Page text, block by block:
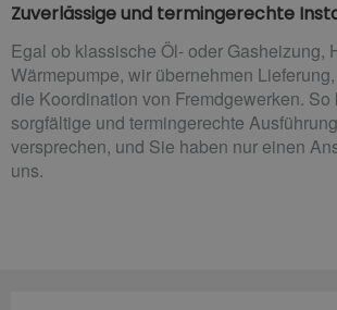
Zuverlässige und termingerechte
Egal ob klassische Öl- oder Gasheizung,
Wärmepumpe, wir übernehmen
die Koordination von Fremdgewerken.
sorgfältige und termingerechte
versprechen, und Sie haben nur einen
uns.